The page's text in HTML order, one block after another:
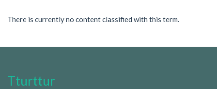
There is currently no content classified with this term.
Tturttur